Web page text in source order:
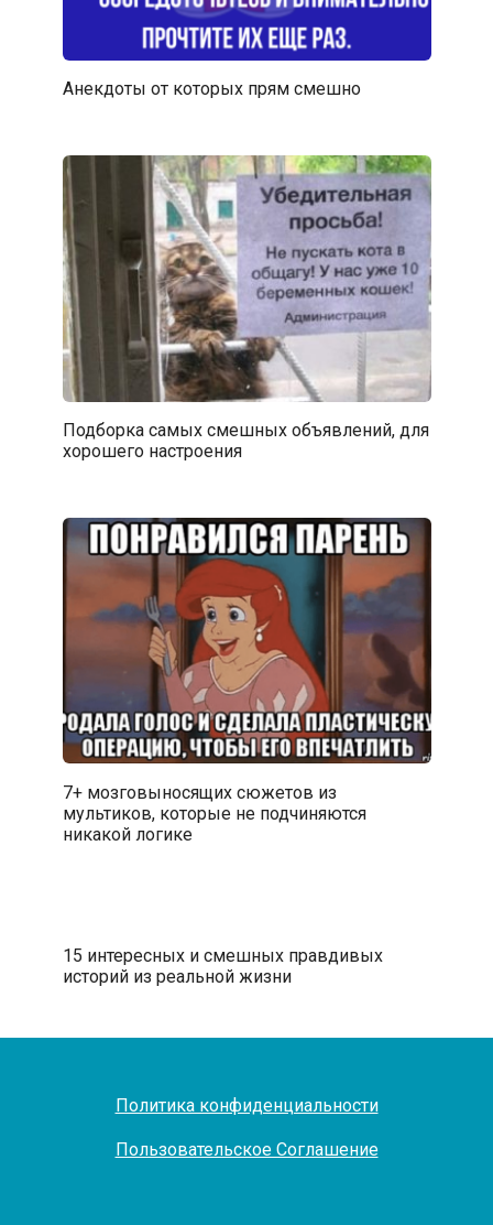
Анекдоты от которых прям смешно
Подборка самых смешных объявлений, для
хорошего настроения
7+ мозговыносящих сюжетов из
мультиков, которые не подчиняются
никакой логике
15 интересных и смешных правдивых
историй из реальной жизни
Политика конфиденциальности
Пользовательское Соглашение